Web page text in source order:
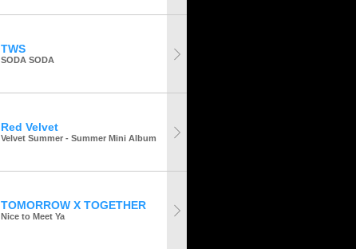
TWS
SODA SODA
Red Velvet
Velvet Summer - Summer Mini Album
TOMORROW X TOGETHER
Nice to Meet Ya